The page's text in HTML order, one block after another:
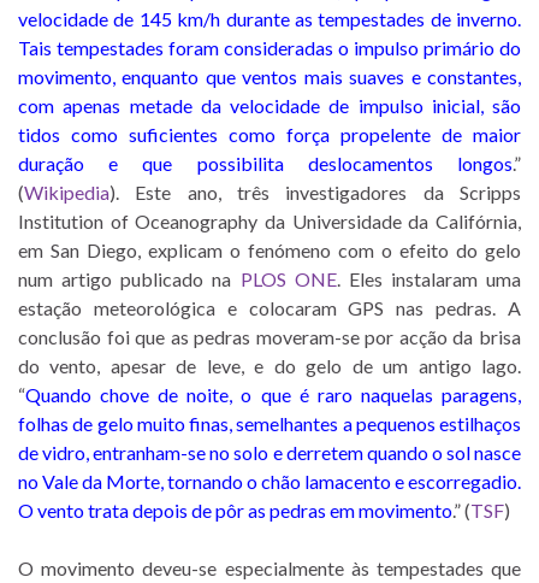
velocidade de 145 km/h durante as tempestades de inverno.
Tais tempestades foram consideradas o impulso primário do
movimento, enquanto que ventos mais suaves e constantes,
com apenas metade da velocidade de impulso inicial, são
tidos como suficientes como força propelente de maior
duração e que possibilita deslocamentos longos.”
(Wikipedia). Este ano, três investigadores da Scripps
Institution of Oceanography da Universidade da Califórnia,
em San Diego, explicam o fenómeno com o efeito do gelo
num artigo publicado na PLOS ONE. Eles instalaram uma
estação meteorológica e colocaram GPS nas pedras. A
conclusão foi que as pedras moveram-se por acção da brisa
do vento, apesar de leve, e do gelo de um antigo lago.
“Quando chove de noite, o que é raro naquelas paragens,
folhas de gelo muito finas, semelhantes a pequenos estilhaços
de vidro, entranham-se no solo e derretem quando o sol nasce
no Vale da Morte, tornando o chão lamacento e escorregadio.
O vento trata depois de pôr as pedras em movimento.” (TSF)
O movimento deveu-se especialmente às tempestades que